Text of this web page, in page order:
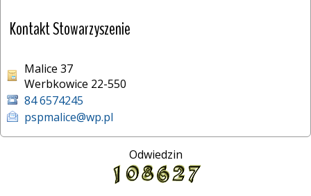
Kontakt Stowarzyszenie
Malice 37
Werbkowice 22-550
84 6574245
pspmalice@wp.pl
Odwiedzin